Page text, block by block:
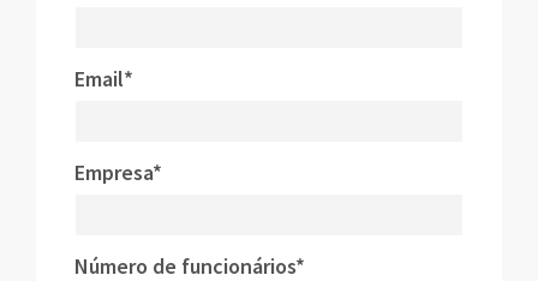
Email*
Empresa*
Número de funcionários*